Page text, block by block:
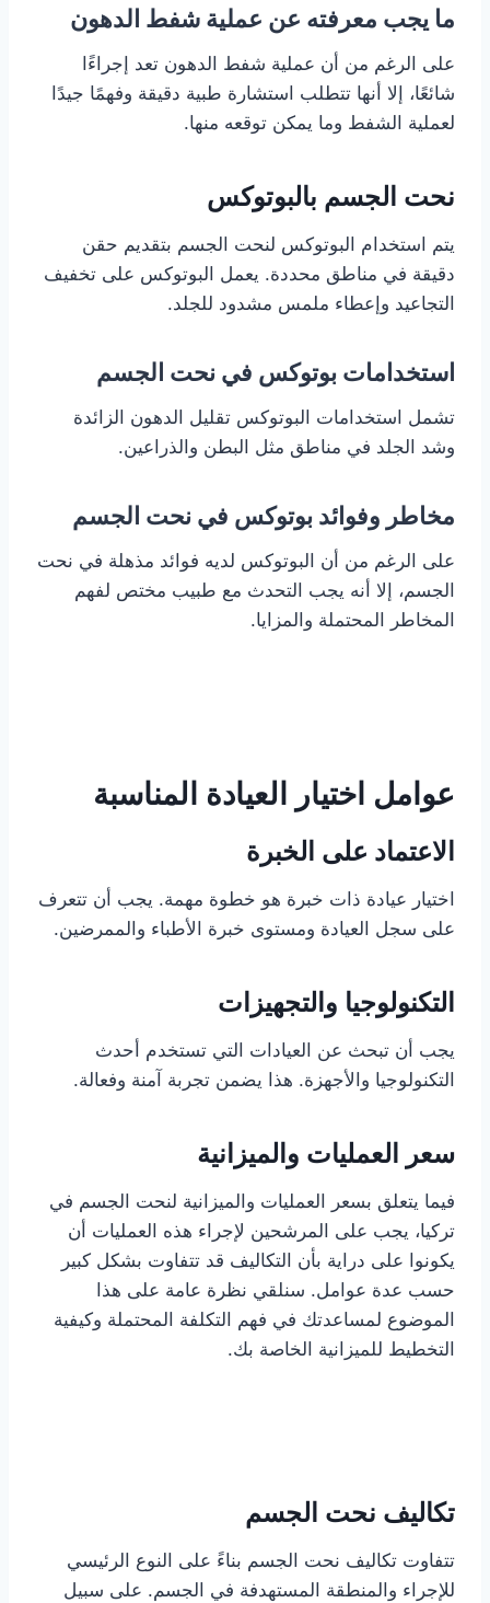
ما يجب معرفته عن عملية شفط الدهون
على الرغم من أن عملية شفط الدهون تعد إجراءًا
شائعًا، إلا أنها تتطلب استشارة طبية دقيقة وفهمًا جيدًا
لعملية الشفط وما يمكن توقعه منها.
نحت الجسم بالبوتوكس
يتم استخدام البوتوكس لنحت الجسم بتقديم حقن
دقيقة في مناطق محددة. يعمل البوتوكس على تخفيف
التجاعيد وإعطاء ملمس مشدود للجلد.
استخدامات بوتوكس في نحت الجسم
تشمل استخدامات البوتوكس تقليل الدهون الزائدة
وشد الجلد في مناطق مثل البطن والذراعين.
مخاطر وفوائد بوتوكس في نحت الجسم
على الرغم من أن البوتوكس لديه فوائد مذهلة في نحت
الجسم، إلا أنه يجب التحدث مع طبيب مختص لفهم
المخاطر المحتملة والمزايا.
عوامل اختيار العيادة المناسبة
الاعتماد على الخبرة
اختيار عيادة ذات خبرة هو خطوة مهمة. يجب أن تتعرف
على سجل العيادة ومستوى خبرة الأطباء والممرضين.
التكنولوجيا والتجهيزات
يجب أن تبحث عن العيادات التي تستخدم أحدث
التكنولوجيا والأجهزة. هذا يضمن تجربة آمنة وفعالة.
سعر العمليات والميزانية
فيما يتعلق بسعر العمليات والميزانية لنحت الجسم في
تركيا، يجب على المرشحين لإجراء هذه العمليات أن
يكونوا على دراية بأن التكاليف قد تتفاوت بشكل كبير
حسب عدة عوامل. سنلقي نظرة عامة على هذا
الموضوع لمساعدتك في فهم التكلفة المحتملة وكيفية
التخطيط للميزانية الخاصة بك.
تكاليف نحت الجسم
تتفاوت تكاليف نحت الجسم بناءً على النوع الرئيسي
للإجراء والمنطقة المستهدفة في الجسم. على سبيل